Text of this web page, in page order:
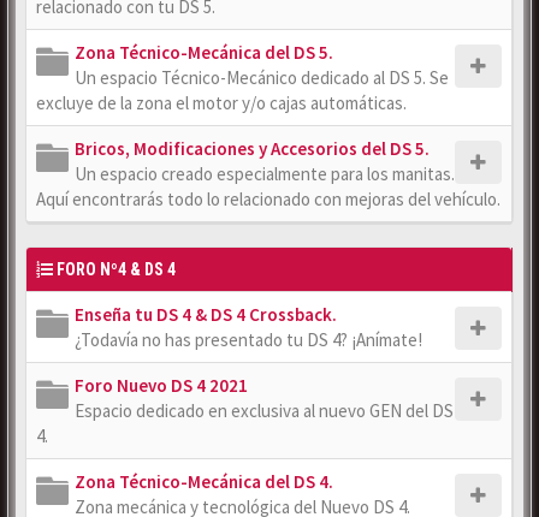
relacionado con tu DS 5.
Zona Técnico-Mecánica del DS 5.
Un espacio Técnico-Mecánico dedicado al DS 5. Se
excluye de la zona el motor y/o cajas automáticas.
Bricos, Modificaciones y Accesorios del DS 5.
Un espacio creado especialmente para los manitas.
Aquí encontrarás todo lo relacionado con mejoras del vehículo.
FORO Nº4 & DS 4
Enseña tu DS 4 & DS 4 Crossback.
¿Todavía no has presentado tu DS 4? ¡Anímate!
Foro Nuevo DS 4 2021
Espacio dedicado en exclusiva al nuevo GEN del DS
4.
Zona Técnico-Mecánica del DS 4.
Zona mecánica y tecnológica del Nuevo DS 4.